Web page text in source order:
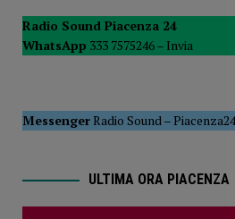
POLITICA
[ 5 Agosto 2026 ]
Radio Sound Piacenza 24
WhatsApp 333 7575246 – Invia
MessengerRadio Sound–Piacenza24
ULTIMA ORA PIACENZA